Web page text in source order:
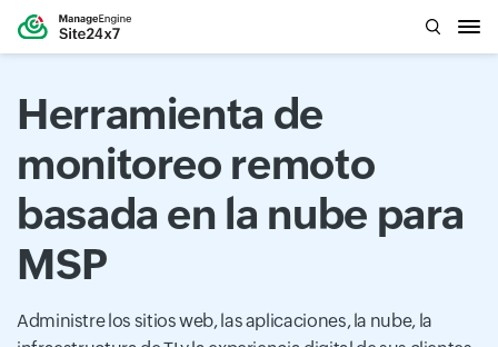
Herramienta de
monitoreo remoto
basada en la nube para
MSP
Administre los sitios web, las aplicaciones, la nube, la